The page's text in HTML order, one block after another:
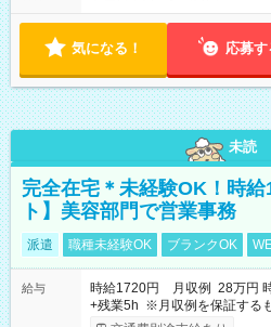
気になる！ 応募す
未読
完全在宅＊未経験OK！時
ト】美容部門で営業事務
派遣 職種未経験OK ブランクOK
給与
時給1720円 月収例 28万円
+残業5h ※月収例を保証する
取りサービス利用可（利用条件